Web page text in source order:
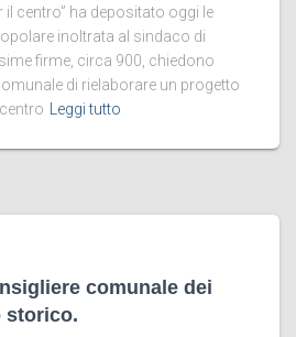
il centro” ha depositato oggi le
inoltrata al sindaco di
firme, circa 900, chiedono
di rielaborare un progetto
Leggi tutto
comunale dei
storico.